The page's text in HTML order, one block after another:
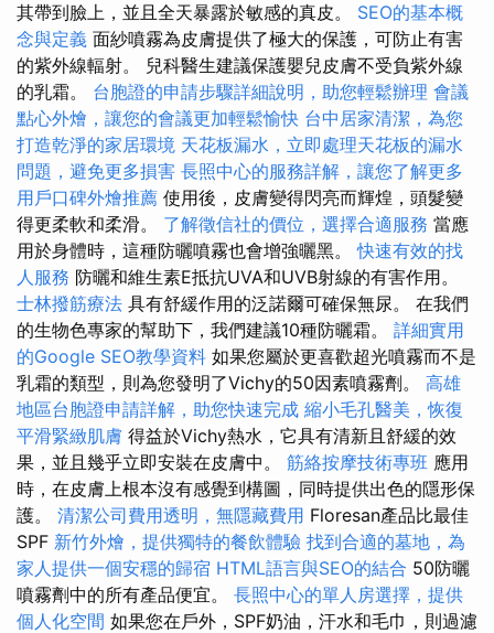
其帶到臉上，並且全天暴露於敏感的真皮。 SEO的基本概
念與定義 面紗噴霧為皮膚提供了極大的保護，可防止有害
的紫外線輻射。 兒科醫生建議保護嬰兒皮膚不受負紫外線
的乳霜。 台胞證的申請步驟詳細說明，助您輕鬆辦理 會議
點心外燴，讓您的會議更加輕鬆愉快 台中居家清潔，為您
打造乾淨的家居環境 天花板漏水，立即處理天花板的漏水
問題，避免更多損害 長照中心的服務詳解，讓您了解更多
用戶口碑外燴推薦 使用後，皮膚變得閃亮而輝煌，頭髮變
得更柔軟和柔滑。 了解徵信社的價位，選擇合適服務 當應
用於身體時，這種防曬噴霧也會增強曬黑。快速有效的找
人服務 防曬和維生素E抵抗UVA和UVB射線的有害作用。
士林撥筋療法 具有舒緩作用的泛諾爾可確保無尿。 在我們
的生物色專家的幫助下，我們建議10種防曬霜。 詳細實用
的Google SEO教學資料 如果您屬於更喜歡超光噴霧而不是
乳霜的類型，則為您發明了Vichy的50因素噴霧劑。 高雄
地區台胞證申請詳解，助您快速完成 縮小毛孔醫美，恢復
平滑緊緻肌膚 得益於Vichy熱水，它具有清新且舒緩的效
果，並且幾乎立即安裝在皮膚中。 筋絡按摩技術專班 應用
時，在皮膚上根本沒有感覺到構圖，同時提供出色的隱形保
護。 清潔公司費用透明，無隱藏費用 Floresan產品比最佳
SPF 新竹外燴，提供獨特的餐飲體驗 找到合適的墓地，為
家人提供一個安穩的歸宿 HTML語言與SEO的結合 50防曬
噴霧劑中的所有產品便宜。 長照中心的單人房選擇，提供
個人化空間 如果您在戶外，SPF奶油，汗水和毛巾，則過濾